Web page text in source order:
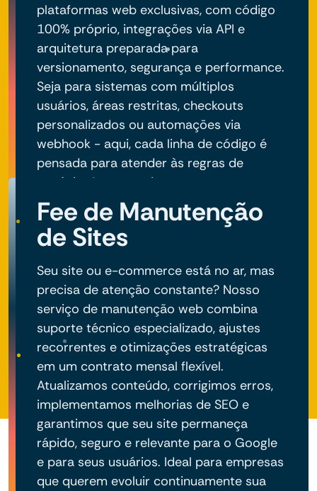
plataformas web exclusivas, com código
100% próprio, integrações via API e
arquitetura preparada para
versionamento, segurança e performance.
Seja para sistemas com múltiplos
usuários, áreas restritas, checkouts
personalizados ou automações via
webhook - aqui, cada linha de código é
pensada para atender às regras de
negócio do seu projeto.
Fee de Manutenção
de Sites
Seu site ou e-commerce está no ar, mas
precisa de atenção constante? Nosso
serviço de manutenção web combina
suporte técnico especializado, ajustes
recorrentes e otimizações estratégicas
em um contrato mensal flexível.
Atualizamos conteúdo, corrigimos erros,
implementamos melhorias de SEO e
garantimos que seu site permaneça
rápido, seguro e relevante para o Google
e para seus usuários. Ideal para empresas
que querem evoluir continuamente sua